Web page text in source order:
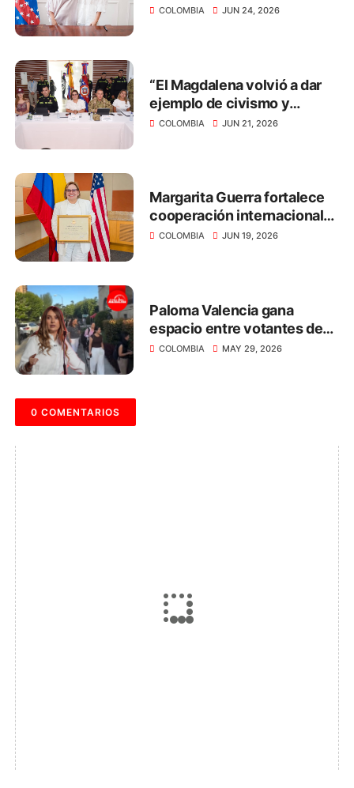
como nueva secretaria de
COLOMBIA JUN 24, 2026
“El Magdalena volvió a dar
ejemplo de civismo y
respeto por la democracia
COLOMBIA JUN 21, 2026
Margarita Guerra fortalece
cooperación internacional
para impulsar el desarrollo
COLOMBIA JUN 19, 2026
Paloma Valencia gana
espacio entre votantes de
centro rumbo al 31 de mayo
COLOMBIA MAY 29, 2026
0 COMENTARIOS